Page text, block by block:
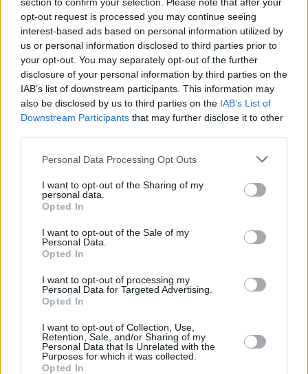
opt-out request is processed you may continue seeing
interest-based ads based on personal information utilized by
us or personal information disclosed to third parties prior to
your opt-out. You may separately opt-out of the further
disclosure of your personal information by third parties on the
IAB’s list of downstream participants. This information may
also be disclosed by us to third parties on the IAB’s List of
Downstream Participants that may further disclose it to other
Please note that this website/app uses one or more Google
not limited to your visit or usage behaviour. You may click to
grant or deny consent to Google and its third-party tags to
use your data for below specified purposes in below Google
consent section.
Personal Data Processing Opt Outs
I want to opt-out of the Sharing of my
personal data.
Opted In
I want to opt-out of the Sale of my
Personal Data.
Opted In
I want to opt-out of processing my
Personal Data for Targeted Advertising.
Opted In
I want to opt-out of Collection, Use,
Retention, Sale, and/or Sharing of my
Personal Data that Is Unrelated with the
Purposes for which it was collected.
Opted In